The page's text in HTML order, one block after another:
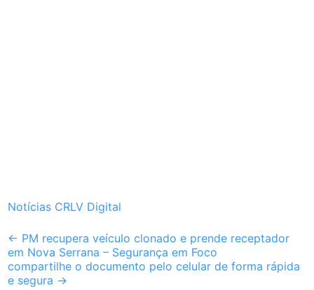
Notícias CRLV Digital
Post
navigation
← PM recupera veículo clonado e prende receptador
em Nova Serrana – Segurança em Foco
compartilhe o documento pelo celular de forma rápida
e segura →